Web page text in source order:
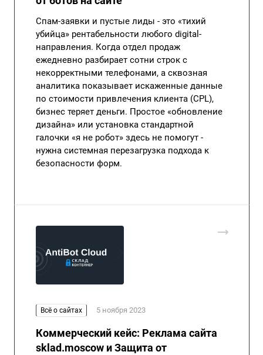
Спам-заявки и пустые лиды - это «тихий
убийца» рентабельности любого digital-
направления. Когда отдел продаж
ежедневно разбирает сотни строк с
некорректными телефонами, а сквозная
аналитика показывает искаженные данные
по стоимости привлечения клиента (CPL),
бизнес теряет деньги. Простое «обновление
дизайна» или установка стандартной
галочки «я не робот» здесь не помогут -
нужна системная перезагрузка подхода к
безопасности форм.
Всё о сайтах 5 ноября 2023
Коммерческий кейс: Реклама сайта
sklad.moscow и Защита от